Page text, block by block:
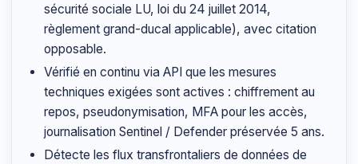
sécurité sociale LU, loi du 24 juillet 2014,
règlement grand-ducal applicable), avec citation
opposable.
Vérifié en continu via API que les mesures
techniques exigées sont actives : chiffrement au
repos, pseudonymisation, MFA pour les accès,
journalisation Sentinel / Defender préservée 5 ans.
Détecte les flux transfrontaliers de données de